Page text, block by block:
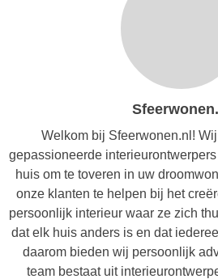
Welkom bij Sfeerwonen.nl!
gepassioneerde
huis om te toveren in uw
onze klanten te helpen bij het
persoonlijk interieur waar ze zich
dat elk huis anders is en dat
daarom bieden wij persoonlijk
team bestaat uit